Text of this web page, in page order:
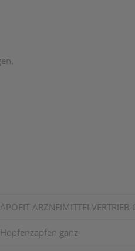
APOFIT ARZNEIMITTELVERTRIEB
Hopfenzapfen ganz